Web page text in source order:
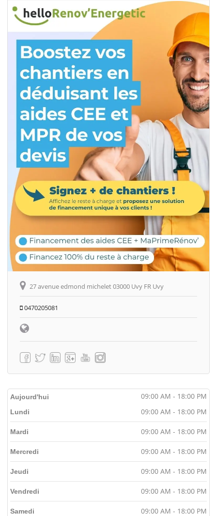
27 avenue edmond michelet 03000 Uvy FR Uvy
0470205081
Aujourd'hui 09:00 AM - 18:00 PM
Lundi 09:00 AM - 18:00 PM
Mardi 09:00 AM - 18:00 PM
Mercredi 09:00 AM - 18:00 PM
Jeudi 09:00 AM - 18:00 PM
Vendredi 09:00 AM - 18:00 PM
Samedi 09:00 AM - 18:00 PM